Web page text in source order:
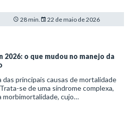
28 min. 22 de maio de 2026
2026: o que mudou no manejo da
principais causas de mortalidade
se de uma síndrome complexa,
cujo